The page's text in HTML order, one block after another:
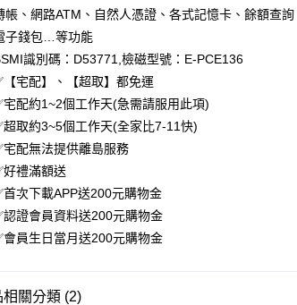
後全家取貨
費
後萊爾富取貨
費
後7-11取貨
費
帳、網路ATM、自然人憑證、各式記憶卡、餘額查詢
子錢包…等功能
識別碼：D53771,檢磁型號：E-PCE136
【宅配】、【超取】都免運
宅配約1~2個工作天(急需請服用此項)
超取約3~5個工作天(全家比7-11快)
宅配無法提供離島服務
好禮滿額送
首次下載APP送200元購物金
認證會員資料送200元購物金
會員生日當月送200元購物金
相關分類 (2)